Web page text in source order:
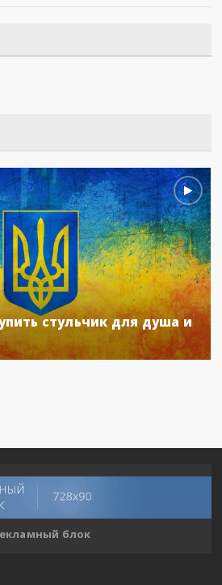
стульчик для душа и
блок